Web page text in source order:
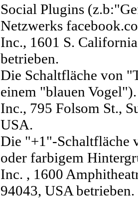
Social Plugins
Netzwerks
Inc., 1601 S.
betrieben.
Die Schaltfläche von
einem "blauen
Inc., 795 Folsom St.,
USA.
Die "+1"-Schaltfläche
oder farbigem
Inc. , 1600
94043, USA betrieben.